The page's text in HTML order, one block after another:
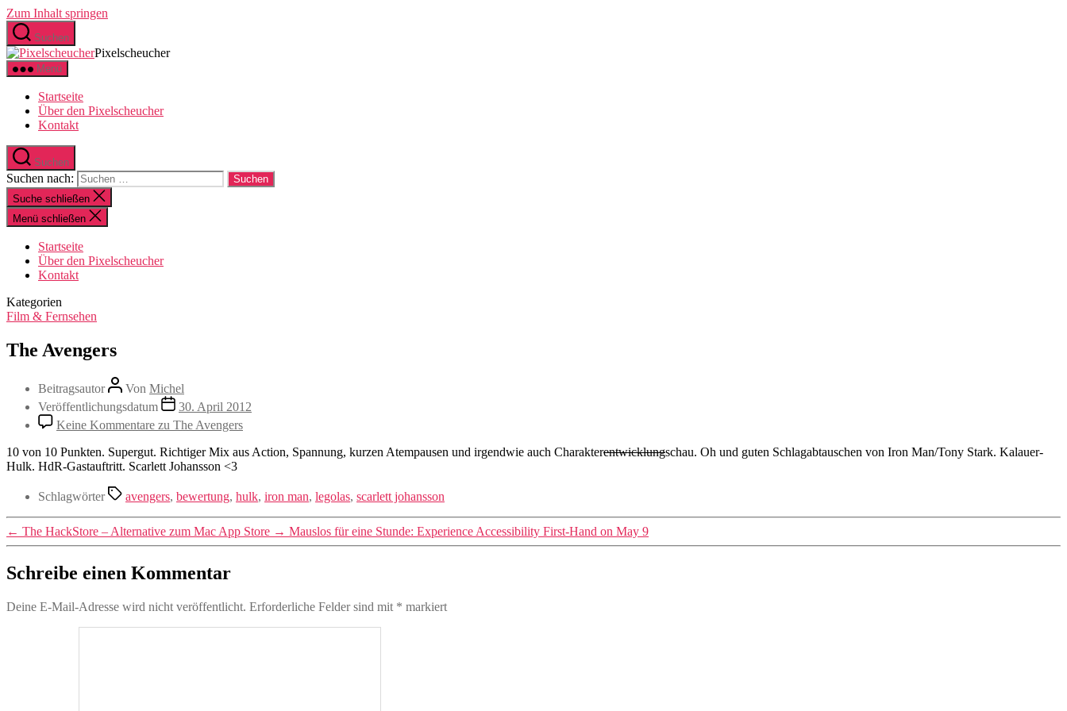
Zum Inhalt springen
Suchen
Pixelscheucher
Menü
Startseite
Über den Pixelscheucher
Kontakt
Suchen
Suchen nach:
Suche schließen
Menü schließen
Startseite
Über den Pixelscheucher
Kontakt
Kategorien
Film & Fernsehen
The Avengers
Beitragsautor Von Michel
Veröffentlichungsdatum
30. April 2012
Keine Kommentare zu The Avengers
10 von 10 Punkten. Supergut. Richtiger Mix aus Action, Spannung, kurzen Atempausen und irgendwie auch Charakterentwicklungschau. Oh und guten Schlagabtauschen von Iron Man/Tony Stark. Kalauer-
Hulk. HdR-Gastauftritt. Scarlett Johansson <3
Schlagwörter avengers, bewertung, hulk, iron man, legolas, scarlett johansson
← The HackStore – Alternative zum Mac App Store → Mauslos für eine Stunde: Experience Accessibility First-Hand on May 9
Schreibe einen Kommentar
Deine E-Mail-Adresse wird nicht veröffentlicht. Erforderliche Felder sind mit * markiert